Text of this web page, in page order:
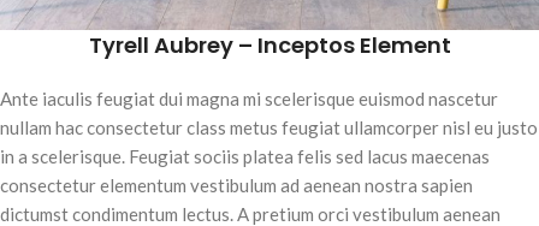
Tyrell Aubrey – Inceptos Element
Ante iaculis feugiat dui magna mi scelerisque euismod nascetur
nullam hac consectetur class metus feugiat ullamcorper nisl eu justo
in a scelerisque. Feugiat sociis platea felis sed lacus maecenas
consectetur elementum vestibulum ad aenean nostra sapien
dictumst condimentum lectus. A pretium orci vestibulum aenean